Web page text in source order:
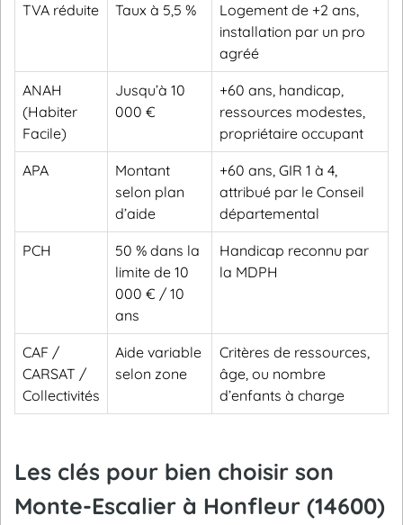
TVA réduite Taux à 5,5 %
Logement de +2 ans,
installation par un pro
agréé
ANAH
(Habiter
Facile)
Jusqu’à 10
000 €
+60 ans, handicap,
ressources modestes,
propriétaire occupant
APA
Montant
selon plan
d’aide
+60 ans, GIR 1 à 4,
attribué par le Conseil
départemental
PCH
50 % dans la
limite de 10
000 € / 10
ans
Handicap reconnu par
la MDPH
CAF /
CARSAT /
Collectivités
Aide variable
selon zone
Critères de ressources,
âge, ou nombre
d’enfants à charge
Les clés pour bien choisir son
Monte-Escalier à Honfleur (14600)